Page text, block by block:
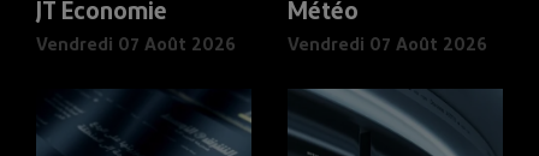
JT Economie
Vendredi 07 Août 2026
Météo
Vendredi 07 Août 2026